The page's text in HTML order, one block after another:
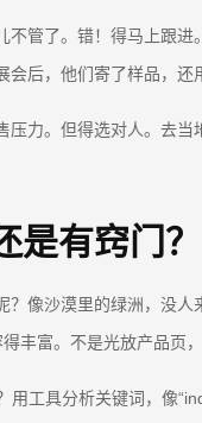
不管了。错！得马上跟
会后，他们寄了样品，
力。但得选对人。去
是有窍门？
像沙漠里的绿洲，没
丰富。不是光放产品页
用工具分析关键词，像